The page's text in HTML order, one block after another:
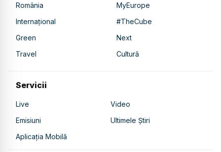
România
MyEurope
Internațional
#TheCube
Green
Next
Travel
Cultură
Servicii
Live
Video
Emisiuni
Ultimele Știri
Aplicația Mobilă